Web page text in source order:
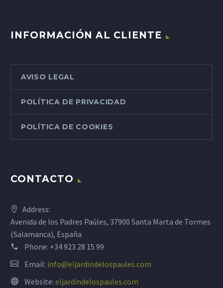
INFORMACIÓN AL CLIENTE
AVISO LEGAL
POLÍTICA DE PRIVACIDAD
POLÍTICA DE COOKIES
CONTACTO
Address:
Avenida de los Padres Paúles, 37900 Santa Marta de Tormes
(Salamanca), España
Phone: +34 923 28 15 99
Email: info@eljardindelospaules.com
Website: eljardindelospaules.com